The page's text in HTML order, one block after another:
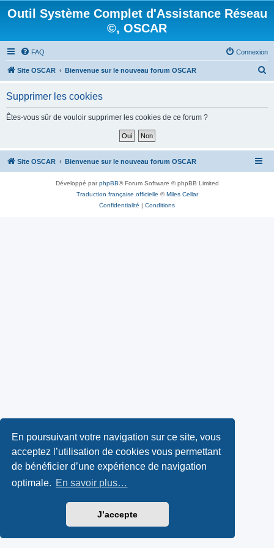
En poursuivant votre navigation sur ce site, vous
acceptez l’utilisation de cookies vous permettant
de bénéficier d’une expérience de navigation
optimale. En savoir plus…
J’accepte
Outil Système Complet d'Assistance Réseau
©, OSCAR
FAQ Connexion
Site OSCAR Bienvenue sur le nouveau forum OSCAR
h
Supprimer les cookies
Êtes-vous sûr de vouloir supprimer les cookies de ce forum ?
Site OSCAR Bienvenue sur le nouveau forum OSCAR
Développé parphpBB® Forum Software © phpBB Limited
Traduction française officielle ©Miles Cellar
Confidentialité | Conditions